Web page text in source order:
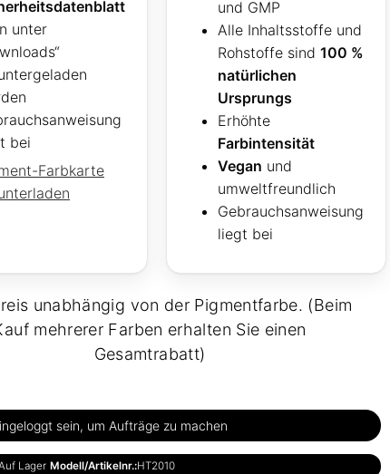
unter
bei
Farbkarte
und GMP
Alle Inhaltsstoffe und
Rohstoffe sind 100 %
natürlichen
Ursprungs
Erhöhte
Farbintensität
Vegan und
umweltfreundlich
Gebrauchsanweisung
liegt bei
unabhängig von der Pigmentfarbe. (Beim
mehrerer Farben erhalten Sie einen
Gesamtrabatt)
sein, um Aufträge zu machen
Lager Modell/Artikelnr.:HT2010